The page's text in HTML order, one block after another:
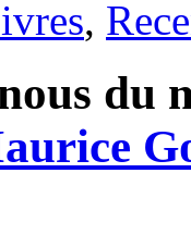
,
du